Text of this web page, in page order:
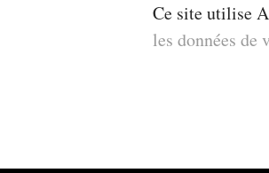
Ce site utilise
les données de